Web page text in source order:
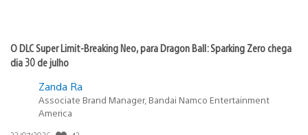
O DLC Super Limit-Breaking Neo, para Dragon Ball: Sparking Zero chega
dia 30 de julho
Zanda Ra
Associate Brand Manager, Bandai Namco Entertainment
America